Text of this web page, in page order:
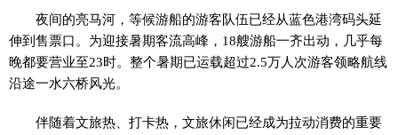
夜间的亮马河，等候游船的游客队伍已经从蓝色港湾码头延
伸到售票口。为迎接暑期客流高峰，18艘游船一齐出动，几乎每
晚都要营业至23时。整个暑期已运载超过2.5万人次游客领略航线
沿途一水六桥风光。
伴随着文旅热、打卡热，文旅休闲已经成为拉动消费的重要